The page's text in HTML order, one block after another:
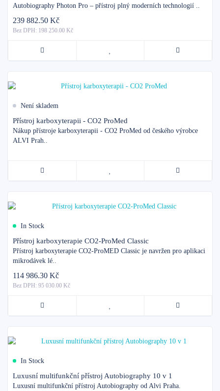
Autobiography Photon Pro – přístroj plný moderních technologií ..
239 882.50 Kč
Bez DPH: 198 250.00 Kč
Není skladem
Přístroj karboxyterapii - CO2 ProMed
Nákup přístroje karboxyterapii - CO2 ProMed od českého výrobce
ALVI Prah..
In Stock
Přístroj karboxyterapie CO2-ProMed Classic
Přístroj karboxyterapie CO2-ProMED Classic je navržen pro aplikaci
mikrodávek lé..
114 986.30 Kč
Bez DPH: 95 030.00 Kč
In Stock
Luxusní multifunkční přístroj Autobiography 10 v 1
Luxusní multifunkční přístroj Autobiography od Alvi Praha.